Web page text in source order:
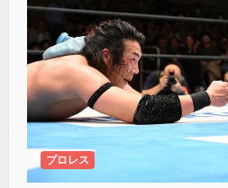
プロレス